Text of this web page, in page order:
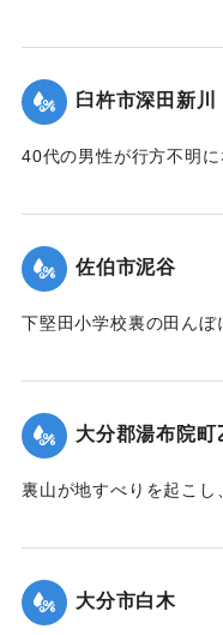
因島に向かう途中で、
トルに停泊していた。
で脱出した。
【出典：大分合同新聞
臼杵市深田新川
40代の男性が行方不明に
トルの臼杵川で遺体と
中、臼杵川が増水で通
いたものと見られている
【出典：大分合同新聞
佐伯市泥谷
下堅田小学校裏の田ん
と、この50代の男性は
から家へ帰る途中だっ
で濁流に押し流されたも
【出典：大分合同新聞
大分郡湯布院町
裏山が地すべりを起こ
出。2歳の女の子が柱の
を負った。
【出典：大分合同新聞
大分市白木